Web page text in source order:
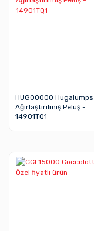
HUG00000 Hugalumps
Ağırlaştırılmış Pelüş -
14901TQ1